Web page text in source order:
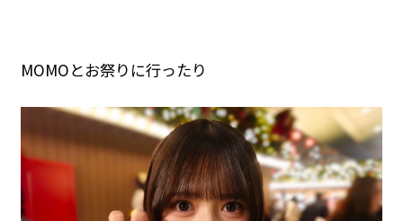
MOMOとお祭りに行ったり